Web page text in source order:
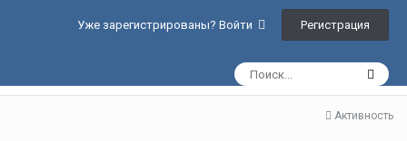
Уже зарегистрированы? Войти Регистрация
Активность